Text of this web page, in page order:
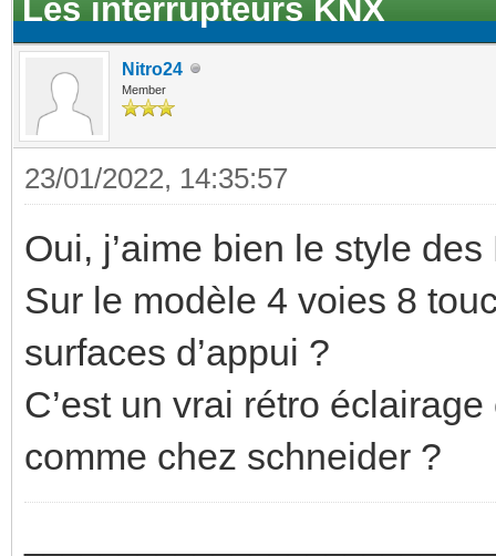
Les interrupteurs KNX
Nitro24
Member
23/01/2022, 14:35:57
Oui, j’aime bien le style
Sur le modèle 4 voies 8
surfaces d’appui ?
C’est un vrai rétro
comme chez schneider ?